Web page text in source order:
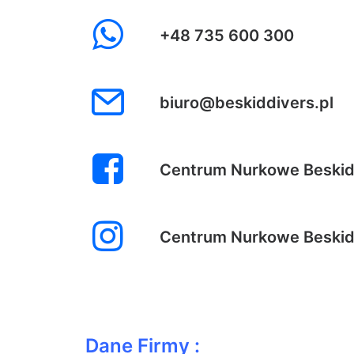
+48 735 600 300
biuro@beskiddivers.pl
Centrum Nurkowe
Centrum Nurkowe
Dane Firmy :